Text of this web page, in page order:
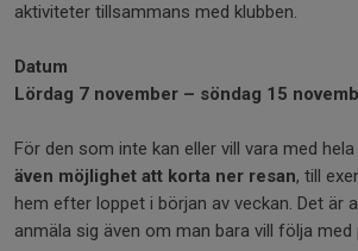
aktiviteter tillsammans med klubben.
Datum
Lördag 7 november – söndag 15
För den som inte kan eller vill vara med hela
även möjlighet att korta ner resan, till
hem efter loppet i början av veckan. Det är
anmäla sig även om man bara vill följa med